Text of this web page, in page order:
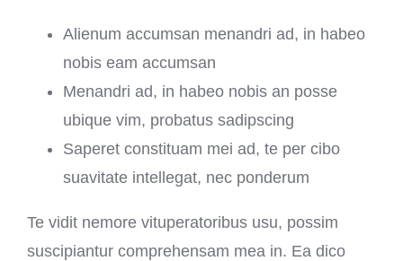
Alienum accumsan menandri ad, in habeo
nobis eam accumsan
Menandri ad, in habeo nobis an posse
ubique vim, probatus sadipscing
Saperet constituam mei ad, te per cibo
suavitate intellegat, nec ponderum
Te vidit nemore vituperatoribus usu, possim
suscipiantur comprehensam mea in. Ea dico